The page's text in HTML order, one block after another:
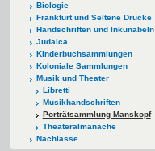
Biologie
Frankfurt und Seltene Drucke
Handschriften und Inkunabeln
Judaica
Kinderbuchsammlungen
Koloniale Sammlungen
Musik und Theater
Libretti
Musikhandschriften
Porträtsammlung Manskopf
Theateralmanache
Nachlässe